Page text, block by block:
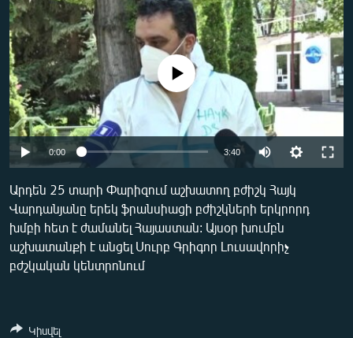
ՂԱՐԱԲԱՂ
ՊԱՏԵՐԱԶՄԻ 6 ՇԱԲԱԹՆԵՐԸ
ՏԱՐԱԾԱՇՐՋԱՆ
ՄԻՋԱԶԳԱՅԻՆ
ՄՇԱԿՈՒՅԹ
ՍՊՈՐՏ
ՏՏ ԵՒ ԻՆՏԵՐՆԵՏ
ԿՈՐՈՆԱՎԻՐՈՒՍ
ԱՐԽԻՎ
ԲԱՆԱՎԵՃ
Auto 240p 360p 480p
No media source currently available
0:00 3:40
360p
480p
Արդեն 25 տարի Փարիզում աշխատող բժիշկ Հայկ
Վարդանյանը երեկ ֆրանսիացի բժիշկների երկրորդ
խմբի հետ է ժամանել Հայաստան: Այսօր խումբն
աշխատանքի է անցել Սուրբ Գրիգոր Լուսավորիչ
բժշկական կենտրոնում
Կիսվել